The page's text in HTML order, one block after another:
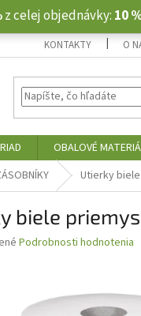
z celej objednávky: 10
KONTAKTY O
OBALOVÉ
Utierky
biele
Podrobnosti hodnotenia